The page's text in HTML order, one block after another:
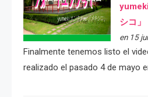
シコ」
en 15
Finalmente tenemos listo el
realizado el pasado 4 de mayo